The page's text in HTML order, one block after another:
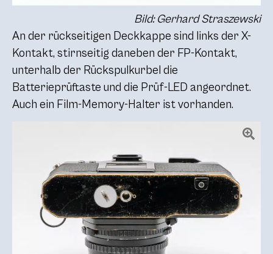
Bild: Gerhard Straszewski
An der rückseitigen Deckkappe sind links der X-
Kontakt, stirnseitig daneben der FP-Kontakt,
unterhalb der Rückspulkurbel die
Batterieprüftaste und die Prüf-LED angeordnet.
Auch ein Film-Memory-Halter ist vorhanden.